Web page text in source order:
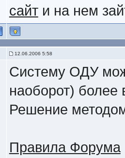
сайти на нем
12.06.2006 5:58
Систему ОДУ
наоборот) более
Решение
Правила Форума